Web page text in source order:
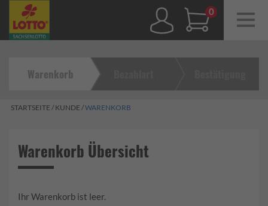
0,00 €
Warenkorb
STARTSEITE / KUNDE /WARENKORB
Warenkorb Übersicht
Ihr Warenkorb ist leer.